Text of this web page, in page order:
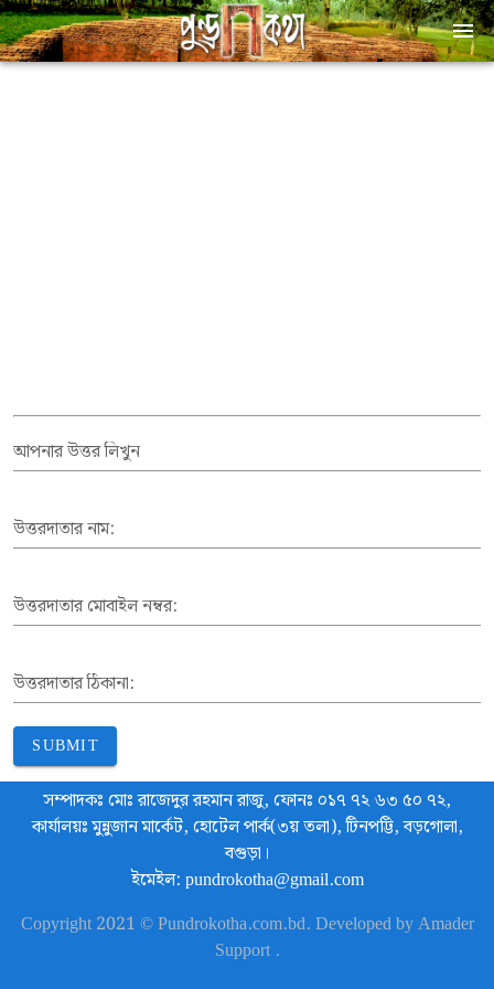
আপনার উত্তর লিখুন
উত্তরদাতার নাম:
উত্তরদাতার মোবাইল নম্বর:
উত্তরদাতার ঠিকানা:
SUBMIT
সম্পাদকঃ মোঃ রাজেদুর রহমান রাজু, ফোনঃ ০১৭ ৭২ ৬৩ ৫০ ৭২,
কার্যালয়ঃ মুন্নুজান মার্কেট, হোটেল পার্ক(৩য় তলা), টিনপট্টি, বড়গোলা,
বগুড়া।
ইমেইল: pundrokotha@gmail.com
Copyright 2021 © Pundrokotha.com.bd. Developed by Amader
Support .